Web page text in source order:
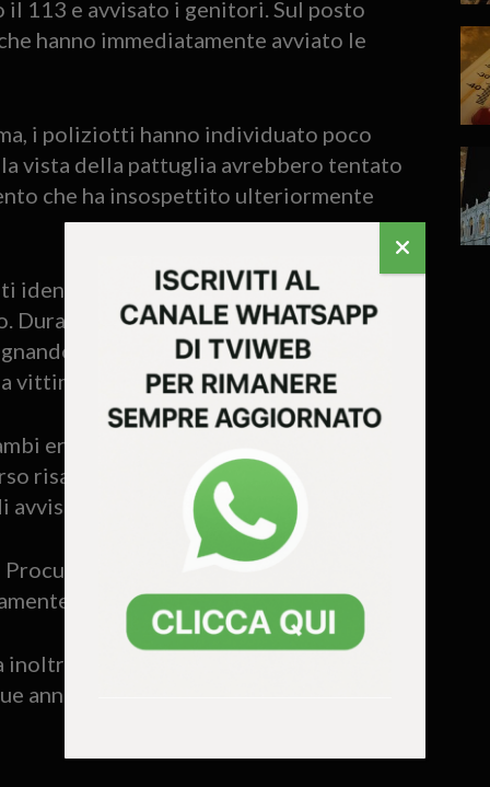
il 113 e avvisato i genitori. Sul posto
hanno immediatamente avviato le
i poliziotti hanno individuato poco
vista della pattuglia avrebbero tentato
che ha insospettito ulteriormente
identificati come due 17enni, uno
Durante gli accertamenti avrebbero
agli agenti anche la banconota
vittima.
erano già noti alle forze dell’ordine
risalenti ai mesi di gennaio e marzo.
orale e Daspo Willy.
per i Minorenni di Venezia con
riaffidati ai genitori.
disposto nei loro confronti un
anni.